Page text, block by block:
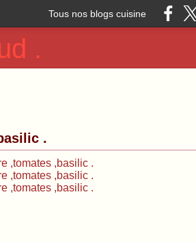
Tous nos blogs cuisine
.
.